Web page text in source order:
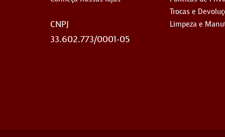
CNPJ
33.602.773/0001-05
Trocas e
Limpeza e